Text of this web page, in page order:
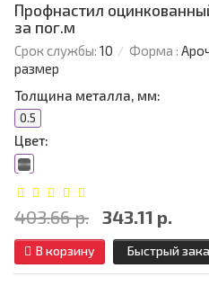
Профнастил
за пог.м
Срок службы: 10 Форма :
размер
Толщина металла, мм:
0.5
Цвет:
403.66 р. 343.11 р.
В корзину Быстрый